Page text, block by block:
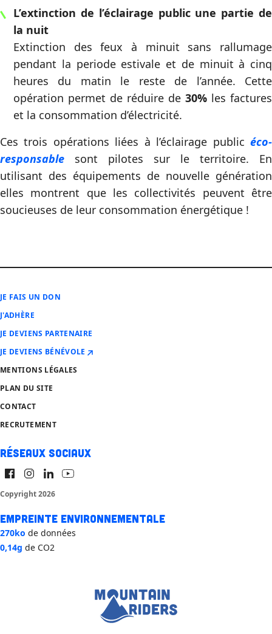
L’extinction de l’éclairage public une partie de
la nuit
Extinction des feux à minuit sans rallumage
pendant la periode estivale et de minuit à cinq
heures du matin le reste de l’année. Cette
opération permet de réduire de 30% les factures
et la consommation d’électricité.
Ces trois opérations liées à l’éclairage public éco-
responsable sont pilotes sur le territoire. En
utilisant des équipements de nouvelle génération
elles montrent que les collectivités peuvent être
soucieuses de leur consommation énergétique !
JE FAIS UN DON
J'ADHÈRE
JE DEVIENS PARTENAIRE
JE DEVIENS BÉNÉVOLE
MENTIONS LÉGALES
PLAN DU SITE
CONTACT
RECRUTEMENT
Réseaux sociaux
Copyright 2026
Empreinte environnementale
270ko de données
0,14g de CO2